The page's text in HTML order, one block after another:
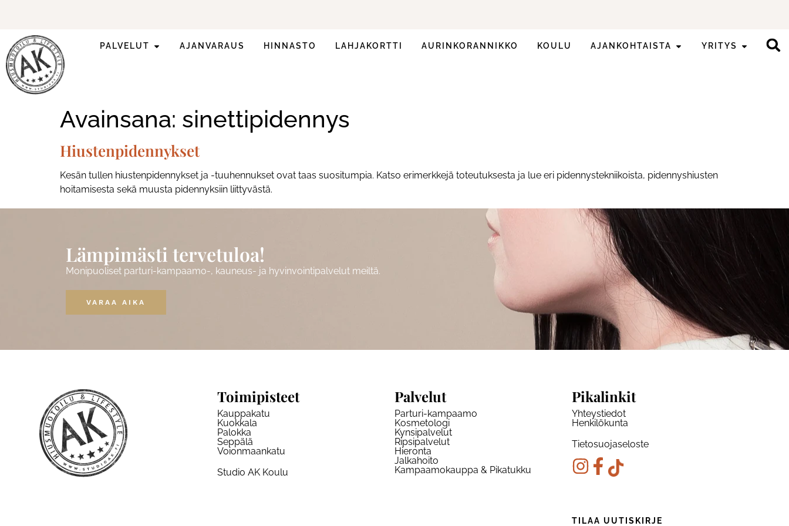
PALVELUT AJANVARAUS HINNASTO LAHJAKORTTI AURINKORANNIKKO KOULU AJANKOHTAISTA YRITYS
Avainsana: sinettipidennys
Hiustenpidennykset
Kesän tullen hiustenpidennykset ja -tuuhennukset ovat taas suositumpia. Katso erimerkkejä toteutuksesta ja lue eri pidennystekniikoista, pidennyshiusten
hoitamisesta sekä muusta pidennyksiin liittyvästä.
Lämpimästi tervetuloa!
Monipuoliset parturi-kampaamo-, kauneus- ja hyvinvointipalvelut meiltä.
VARAA AIKA
Toimipisteet
Kauppakatu
Kuokkala
Palokka
Seppälä
Voionmaankatu
Studio AK Koulu
Palvelut
Parturi-kampaamo
Kosmetologi
Kynsipalvelut
Ripsipalvelut
Hieronta
Jalkahoito
Kampaamokauppa & Pikatukku
Pikalinkit
Yhteystiedot
Henkilökunta
Tietosuojaseloste
TILAA UUTISKIRJE